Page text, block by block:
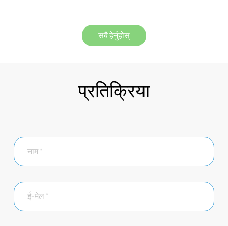
सबै हेर्नुहोस्
प्रतिक्रिया